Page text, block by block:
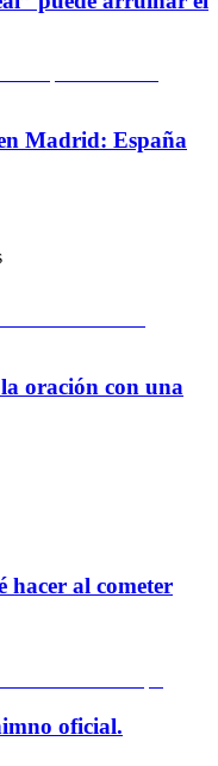
Madrid: España
oración con una
hacer al cometer
oficial.